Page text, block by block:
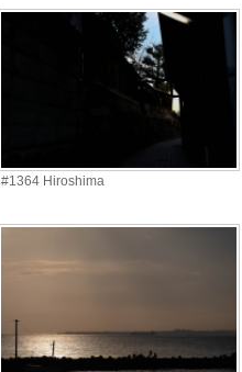
#1364 Hiroshima